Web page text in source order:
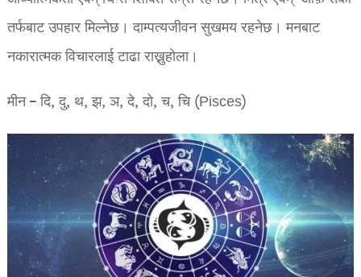
तर्फबाट उपहार मिल्नेछ। दाम्पत्यजीवन सुखमय रहनेछ। मनबाट
नकारात्मक विचारलाई टाढा राख्नुहोला।
मीन – दि, दु, थ, झ, ञ, दे, दो, च, चि (Pisces)